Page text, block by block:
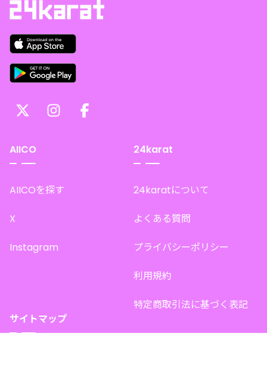
AIICO
AIICOを探す
X
Instagram
24karat
24karatについて
よくある質問
プライバシーポリシー
利用規約
特定商取引法に基づく表記
サイトマップ